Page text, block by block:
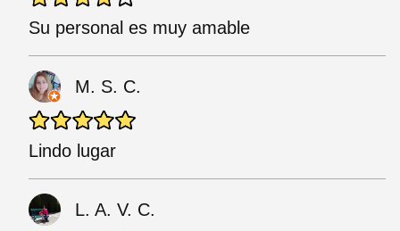
Su personal es muy amable
M. S. C.
Lindo lugar
L. A. V. C.